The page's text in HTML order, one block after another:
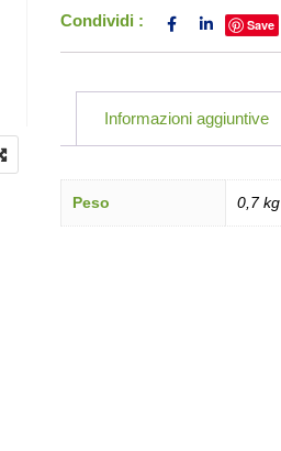
Condividi : Save
Informazioni aggiuntive
Peso 0,7 kg